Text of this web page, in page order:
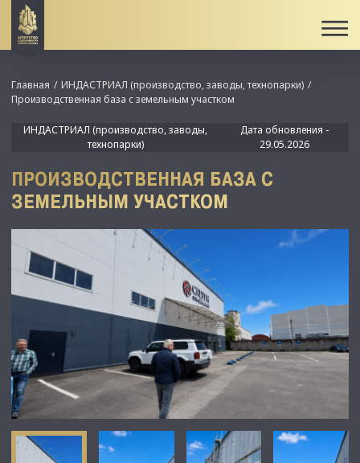
Главная
ИНДАСТРИАЛ (производство, заводы, технопарки)
Производственная база с земельным участком
ИНДАСТРИАЛ (производство, заводы,
технопарки)
Дата обновления -
29.05.2026
ПРОИЗВОДСТВЕННАЯ БАЗА С
ЗЕМЕЛЬНЫМ УЧАСТКОМ